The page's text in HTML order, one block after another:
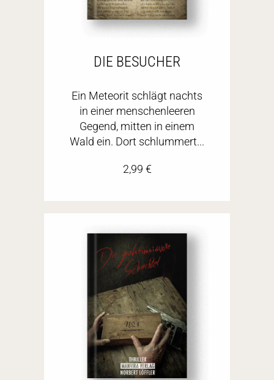
DIE BESUCHER
Ein Meteorit schlägt nachts
in einer menschenleeren
Gegend, mitten in einem
Wald ein. Dort schlummert...
2,99 €